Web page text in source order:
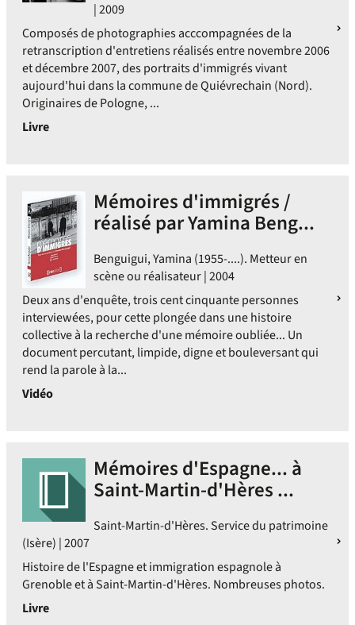
| 2009
Composés de photographies acccompagnées de la
retranscription d'entretiens réalisés entre novembre 2006
et décembre 2007, des portraits d'immigrés vivant
aujourd'hui dans la commune de Quiévrechain (Nord).
Originaires de Pologne, ...
Livre
Mémoires d'immigrés /
réalisé par Yamina Beng...
Benguigui, Yamina (1955-....). Metteur en
scène ou réalisateur | 2004
Deux ans d'enquête, trois cent cinquante personnes
interviewées, pour cette plongée dans une histoire
collective à la recherche d'une mémoire oubliée... Un
document percutant, limpide, digne et bouleversant qui
rend la parole à la...
Vidéo
Mémoires d'Espagne... à
Saint-Martin-d'Hères ...
Saint-Martin-d'Hères. Service du patrimoine
(Isère) | 2007
Histoire de l'Espagne et immigration espagnole à
Grenoble et à Saint-Martin-d'Hères. Nombreuses photos.
Livre